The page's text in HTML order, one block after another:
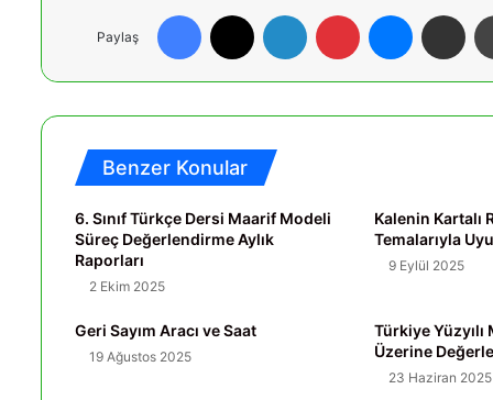
Paylaş
Benzer Konular
6. Sınıf Türkçe Dersi Maarif Modeli
Süreç Değerlendirme Aylık
Raporları
2 Ekim 2025
Kalenin Kartalı
Temalarıyla
9 Eylül 2025
Geri Sayım Aracı ve Saat
19 Ağustos 2025
Türkiye
Üzerine
23 Haziran 2025